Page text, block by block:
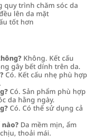
quy trình chăm sóc da
lên da mặt
tốt hơn
Không. Kết cấu
gây bết dính trên da.
Có. Kết cấu nhẹ phù hợp
Có. Sản phẩm phù hợp
da hằng ngày.
Có. Có thể sử dụng cả
Da mềm mịn, ẩm
thoải mái.